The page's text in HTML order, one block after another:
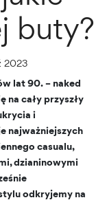
buty?
2023
lat 90. – naked
na cały przyszły
i
najważniejszych
casualu,
dzianinowymi
odkryjemy na